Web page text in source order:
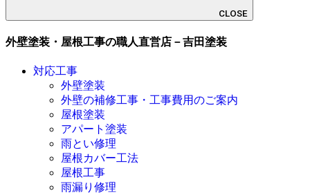
CLOSE
外壁塗装・屋根工事の職人直営店－吉田塗装
対応工事
外壁塗装
外壁の補修工事・工事費用のご案内
屋根塗装
アパート塗装
雨とい修理
屋根カバー工法
屋根工事
雨漏り修理